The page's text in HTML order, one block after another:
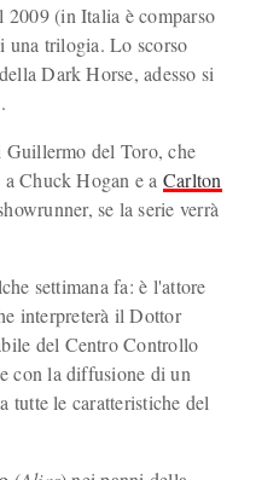
2009 (in Italia è comparso
una trilogia. Lo scorso
Dark Horse, adesso si
del Toro, che
a Chuck Hogan e a Carlton
se la serie verrà
settimana fa: è l'attore
interpreterà il Dottor
del Centro Controllo
con la diffusione di un
tutte le caratteristiche del